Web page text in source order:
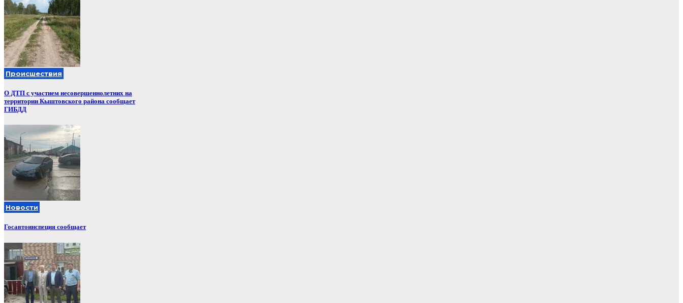
Происшествия
О ДТП с участием несовершеннолетних на
территории Кыштовского района сообщает
ГИБДД
Новости
Госавтоинспеция сообщает